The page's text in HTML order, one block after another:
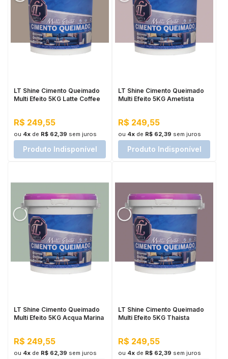
LT Shine Cimento Queimado
Multi Efeito 5KG Latte Coffee
R$ 249,55
ou 4xde R$ 62,39 sem juros
Produto Indisponível
LT Shine Cimento Queimado
Multi Efeito 5KG Ametista
R$ 249,55
ou 4xde R$ 62,39 sem juros
Produto Indisponível
LT Shine Cimento Queimado
Multi Efeito 5KG Acqua Marina
R$ 249,55
ou 4xde R$ 62,39 sem juros
LT Shine Cimento Queimado
Multi Efeito 5KG Thaista
R$ 249,55
ou 4xde R$ 62,39 sem juros